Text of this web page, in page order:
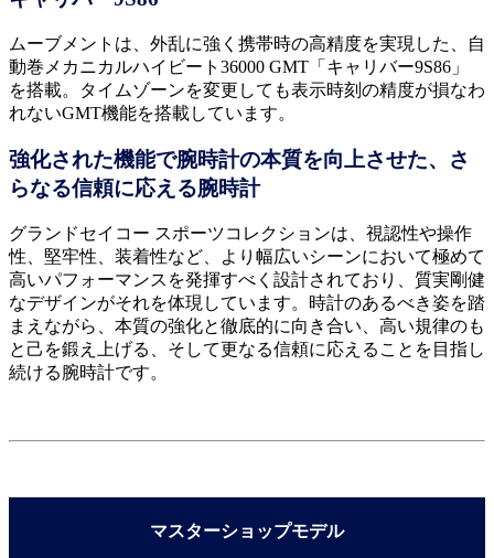
ムーブメントは、外乱に強く携帯時の高精度を実現した、自
動巻メカニカルハイビート36000 GMT「キャリバー9S86」
を搭載。タイムゾーンを変更しても表示時刻の精度が損なわ
れないGMT機能を搭載しています。
強化された機能で腕時計の本質を向上させた、さ
らなる信頼に応える腕時計
グランドセイコー スポーツコレクションは、視認性や操作
性、堅牢性、装着性など、より幅広いシーンにおいて極めて
高いパフォーマンスを発揮すべく設計されており、質実剛健
なデザインがそれを体現しています。時計のあるべき姿を踏
まえながら、本質の強化と徹底的に向き合い、高い規律のも
と己を鍛え上げる、そして更なる信頼に応えることを目指し
続ける腕時計です。
マスターショップモデル